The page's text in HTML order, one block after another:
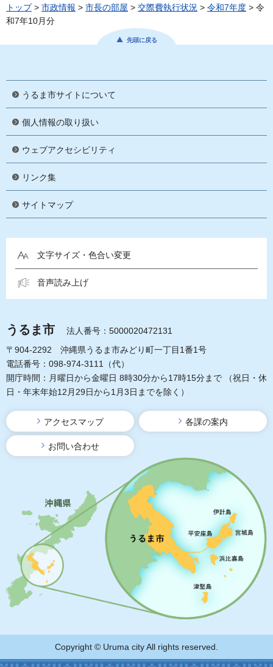
トップ> 市政情報 > 市長の部屋 > 交際費執行状況 > 令和7年度 > 令
和7年10月分
先頭に戻る
うるま市サイトについて
個人情報の取り扱い
ウェブアクセシビリティ
リンク集
サイトマップ
文字サイズ・色合い変更
音声読み上げ
うるま市
法人番号：5000020472131
〒904-2292 沖縄県うるま市みどり町一丁目1番1号
電話番号：098-974-3111（代）
開庁時間：月曜日から金曜日 8時30分から17時15分まで
（祝日・休
日・年末年始12月29日から1月3日までを除く）
アクセスマップ 各課の案内
お問い合わせ
Copyright © Uruma city All rights reserved.